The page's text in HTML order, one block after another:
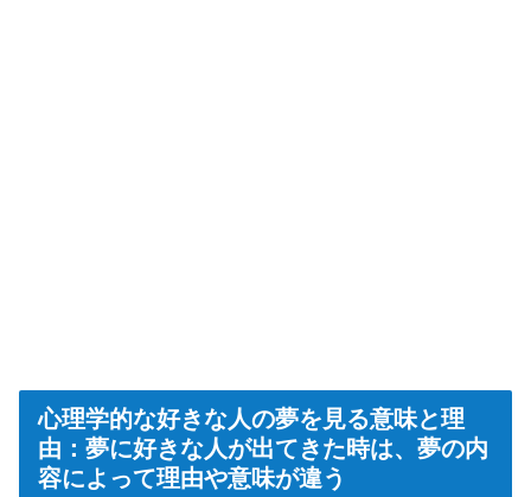
心理学的な好きな人の夢を見る意味と理
由：夢に好きな人が出てきた時は、夢の内
容によって理由や意味が違う